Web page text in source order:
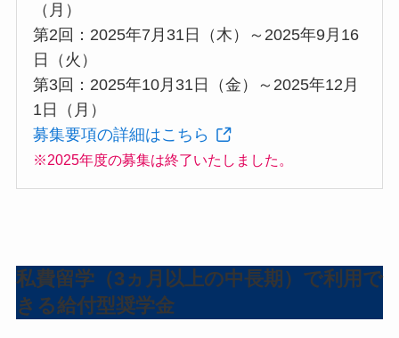
（月）
第2回：2025年7月31日（木）～2025年9月16
日（火）
第3回：2025年10月31日（金）～2025年12月
1日（月）
募集要項の詳細はこちら
※2025年度の募集は終了いたしました。
私費留学（3ヵ月以上の中長期）で利用で
きる給付型奨学金